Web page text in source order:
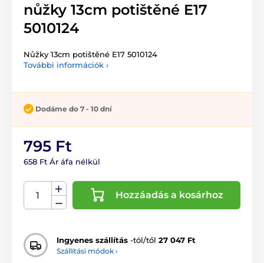
nůžky 13cm potištěné E17
5010124
Nůžky 13cm potištěné E17 5010124
További információk ›
Dodáme do 7 - 10 dní
795 Ft
658 Ft Ár áfa nélkül
Hozzáadás a kosárhoz
Ingyenes szállítás -tól/től 27 047 Ft
Szállítási módok ›